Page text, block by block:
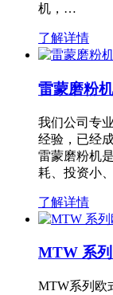
机，…
了解详情
雷蒙磨粉机
我们公司专
经验，已经
雷蒙磨粉机
耗、投资小
了解详情
MTW 系
MTW系列欧